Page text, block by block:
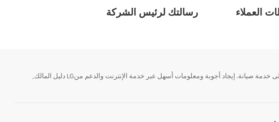
العملاء رسالتك لرئيس الشركة
تحتاج معلومة؟ او لديك سؤال ؟ يمكننا المساعدة. سواء كنت فى حاجة الى حجز منتجك او التواصل مع احد ممثلى دعم LG أو الحصول على خدمة صيانة. إيجاد أجوبة ومعلومات أسهل عبر خدمة الإنترنت والدعم منLG دليل المالك,